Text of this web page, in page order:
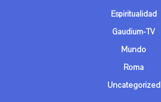
Espiritualidad
Gaudium-TV
Mundo
Roma
Uncategorized